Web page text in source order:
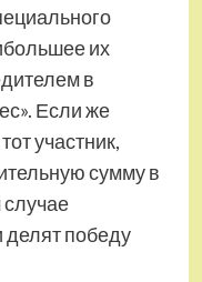
их
в
Если же
участник,
сумму в
делят победу